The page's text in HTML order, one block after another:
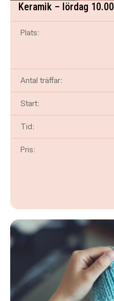
Keramik – lördag 10.00
Plats:
Antal träffar:
Start:
Tid:
Pris: